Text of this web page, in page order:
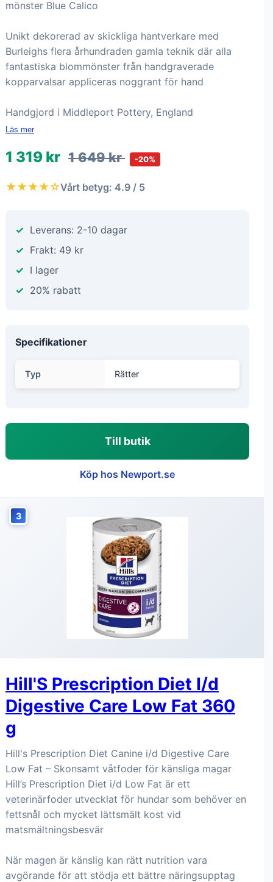
mönster Blue Calico
Unikt dekorerad av skickliga hantverkare med
Burleighs flera århundraden gamla teknik där alla
fantastiska blommönster från handgraverade
kopparvalsar appliceras noggrant för hand
Handgjord i Middleport Pottery, England
Läs mer
1 319 kr 1 649 kr -20%
★★★★☆Vårt betyg: 4.9 / 5
Leverans: 2-10 dagar
Frakt: 49 kr
I lager
20% rabatt
Specifikationer
Typ Rätter
Till butik
Köp hos Newport.se
3
Hill'S Prescription Diet I/d
Digestive Care Low Fat 360
g
Hill's Prescription Diet Canine i/d Digestive Care
Low Fat – Skonsamt våtfoder för känsliga magar
Hill’s Prescription Diet i/d Low Fat är ett
veterinärfoder utvecklat för hundar som behöver en
fettsnål och mycket lättsmält kost vid
matsmältningsbesvär
När magen är känslig kan rätt nutrition vara
avgörande för att stödja ett bättre näringsupptag